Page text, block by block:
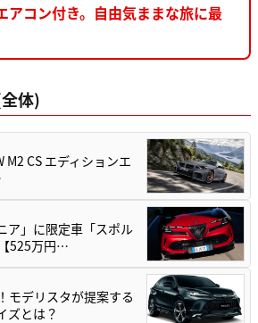
アコン付き。自由気ままな旅に最
体)
M2 CS エディションエ
ア」に限定車「スポル
525万円…
モデリスタが提案する
ズとは？